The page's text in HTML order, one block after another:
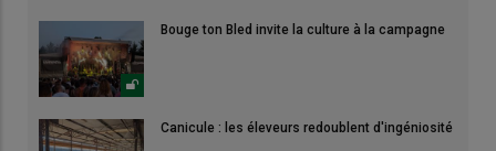
Bouge ton Bled invite la culture à la campagne
Canicule : les éleveurs redoublent d'ingéniosité